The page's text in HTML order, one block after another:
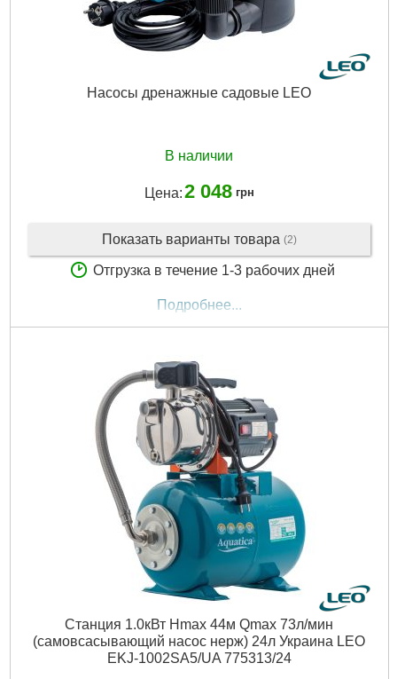
Тип двигателя: Асинхронный, закрытого типа, воздушного
охлаждения, со встроенной в обмотку термозащитой
Обмотка статора двигателя: Медь
Класс защиты: IPX4
абразивосодержащих примесей (песка, глины, извести и.д.)
Диаметр напорного патрубка DN2, " (дюйм):
Максимальная температура перекачиваемой жидкости,
°C: 40
Максимальная температура окружающей среды, °C: 40
Максимальная высота всасывания, м: 9
Вес брутто (единицы), кг:
14.15
Длина упаковки, мм: 450
Ширина упаковки, мм: 195
Высота упаковки, мм:
225
Габариты упаковки: 450x220x190 мм
14,500 г
Подробнее...
Насосы дренажные садовые LEO
В наличии
Цена:2 048 грн
Показать варианты товара (2)
Отгрузка в течение 1-3 рабочих дней
Подробнее...
Станция 1.0кВт Hmax 44м Qmax 73л/мин
(самовсасывающий насос нерж) 24л Украина LEO
EKJ-1002SA5/UA 775313/24